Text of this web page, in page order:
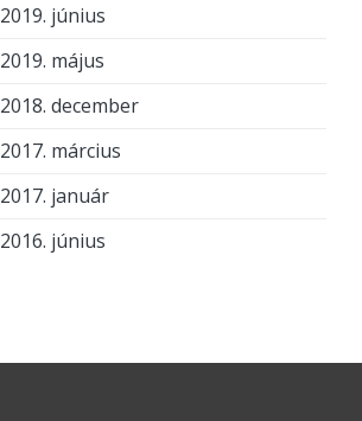
2019. június
2019. május
2018. december
2017. március
2017. január
2016. június